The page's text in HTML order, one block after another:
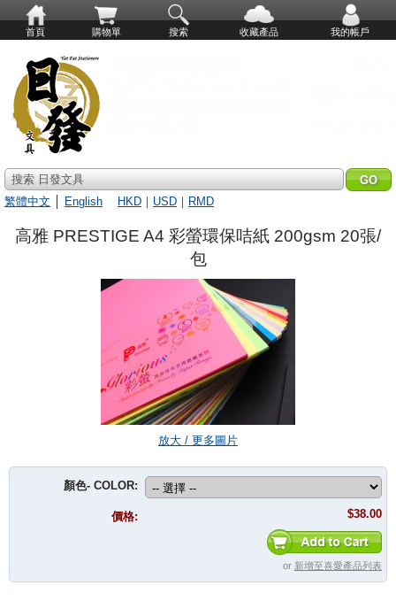
首頁 購物單 搜索 收藏產品 我的帳戶
搜索 日發文具
繁體中文
English HKD ｜ USD ｜ RMD
高雅 PRESTIGE A4 彩螢環保咭紙 200gsm 20張/
包
放大 / 更多圖片
顏色- COLOR:
價格: $38.00
or 新增至喜愛產品列表